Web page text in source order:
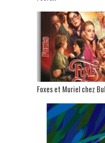
Foxes et Muriel chez